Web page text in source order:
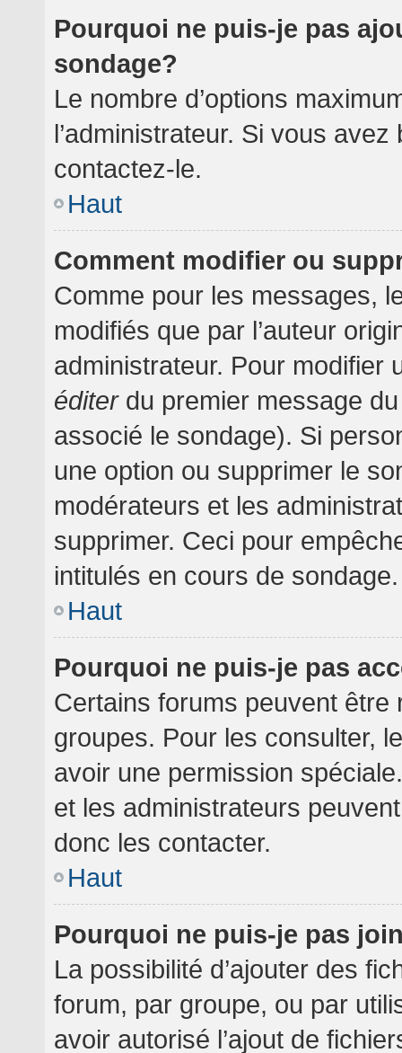
Pourquoi ne puis-je pas
sondage?
Le nombre d’options
l’administrateur. Si vous
contactez-le.
Haut
Comment modifier ou
Comme pour les messages,
modifiés que par l’auteur
administrateur. Pour modifier
éditerdu premier message
associé le sondage). Si
une option ou supprimer le
modérateurs et les
supprimer. Ceci pour
intitulés en cours de sondage.
Haut
Pourquoi ne puis-je pas
Certains forums peuvent
groupes. Pour les consulter,
avoir une permission
et les administrateurs
donc les contacter.
Haut
Pourquoi ne puis-je pas
La possibilité d’ajouter des
forum, par groupe, ou par
avoir autorisé l’ajout de